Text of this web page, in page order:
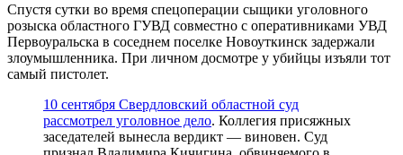
Спустя сутки во время спецоперации сыщики уголовного
розыска областного ГУВД совместно с оперативниками УВД
Первоуральска в соседнем поселке Новоуткинск задержали
злоумышленника. При личном досмотре у убийцы изъяли тот
самый пистолет.
10 сентября Свердловский областной суд
рассмотрел уголовное дело. Коллегия присяжных
заседателей вынесла вердикт — виновен. Суд